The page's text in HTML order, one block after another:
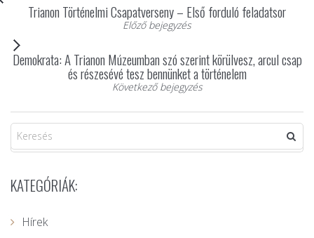
Trianon Történelmi Csapatverseny – Első forduló feladatsor
Előző bejegyzés
Demokrata: A Trianon Múzeumban szó szerint körülvesz, arcul csap
és részesévé tesz bennünket a történelem
Következő bejegyzés
KATEGÓRIÁK:
Hírek